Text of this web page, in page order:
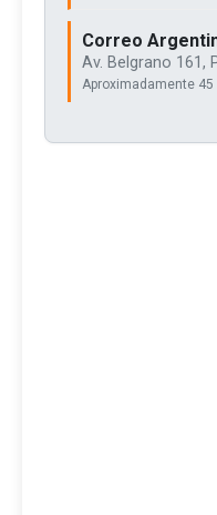
Correo
Av. Belgrano 161,
Aproximadamente 45